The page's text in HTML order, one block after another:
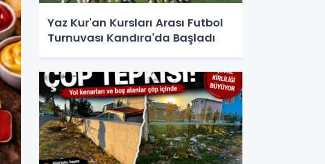
Yaz Kur'an Kursları Arası Futbol
Turnuvası Kandıra'da Başladı